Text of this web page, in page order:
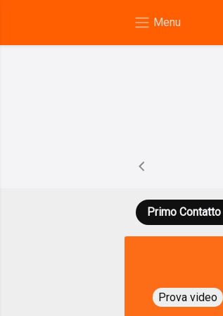
Primo Contatto
Prova video